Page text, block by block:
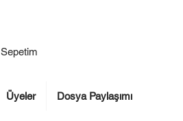
Sepetim
Üyeler Dosya Paylaşımı